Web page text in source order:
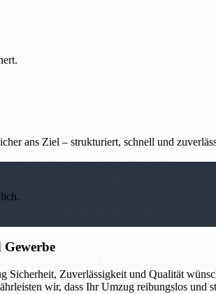
ans Ziel – strukturiert, schnell und
Zuverlässigkeit und Qualität
wir, dass Ihr Umzug reibungslos und